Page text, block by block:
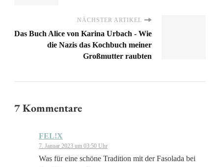
NÄCHSTER ARTIKEL
Das Buch Alice von Karina Urbach - Wie
die Nazis das Kochbuch meiner
Großmutter raubten
7 Kommentare
FEL!X
7. Januar 2023 um 03:50 Uhr
Was für eine schöne Tradition mit der Fasolada bei